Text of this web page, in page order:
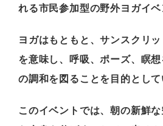
れる市民参加型の野外ヨガイベ
ヨガはもともと、サンスクリッ
を意味し、呼吸、ポーズ、瞑
の調和を図ることを目的として
このイベントでは、朝の新鮮